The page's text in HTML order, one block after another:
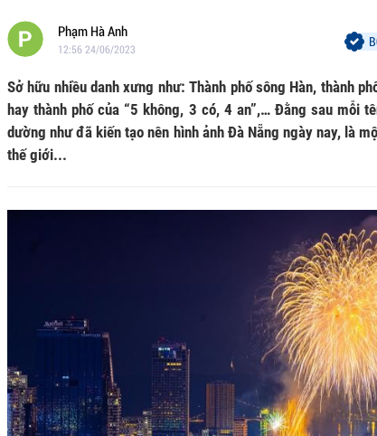
Phạm Hà Anh
12:56 24/06/2023
Sở hữu nhiều danh xưng như: Thành phố sông Hàn, thành
hay thành phố của “5 không, 3 có, 4 an”,… Đằng sau mỗi
dường như đã kiến tạo nên hình ảnh Đà Nẵng ngày nay, là
thế giới...